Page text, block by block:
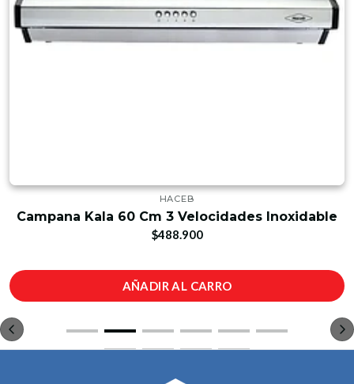
HACEB
Campana Kala 60 Cm 3 Velocidades Inoxidable
$488.900
AÑADIR AL CARRO